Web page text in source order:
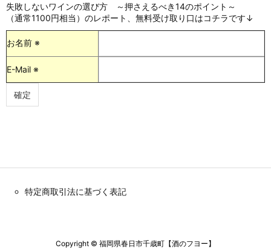
失敗しないワインの選び方 ～押さえるべき14のポイント～
（通常1100円相当）のレポート、無料受け取り口はコチラです↓
お名前 ※
E-Mail ※
特定商取引法に基づく表記
Copyright © 福岡県春日市千歳町【酒のフヨー】